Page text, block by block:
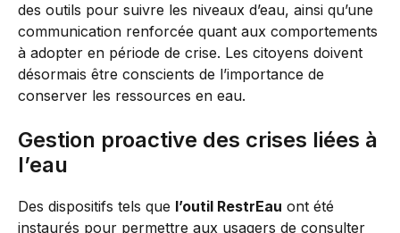
des outils pour suivre les niveaux d’eau, ainsi qu’une
communication renforcée quant aux comportements
à adopter en période de crise. Les citoyens doivent
désormais être conscients de l’importance de
conserver les ressources en eau.
Gestion proactive des crises liées à
l’eau
Des dispositifs tels que l’outil RestrEau ont été
instaurés pour permettre aux usagers de consulter